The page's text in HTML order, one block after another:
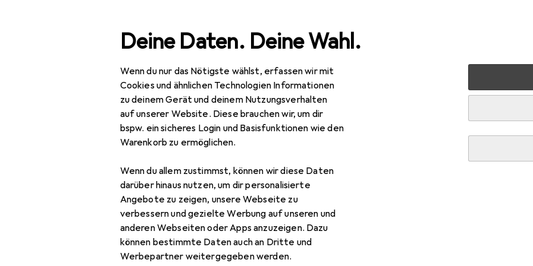
Deine Daten. Deine Wahl.
Wenn du nur das Nötigste wählst, erfassen wir mit
Cookies und ähnlichen Technologien Informationen
zu deinem Gerät und deinem Nutzungsverhalten
auf unserer Website. Diese brauchen wir, um dir
bspw. ein sicheres Login und Basisfunktionen wie den
Warenkorb zu ermöglichen.
Wenn du allem zustimmst, können wir diese Daten
darüber hinaus nutzen, um dir personalisierte
Angebote zu zeigen, unsere Webseite zu
verbessern und gezielte Werbung auf unseren und
anderen Webseiten oder Apps anzuzeigen. Dazu
können bestimmte Daten auch an Dritte und
Werbepartner weitergegeben werden.
Navigation nach Kategorien Gesamtsortiment IT + Multimedia Foto + Video